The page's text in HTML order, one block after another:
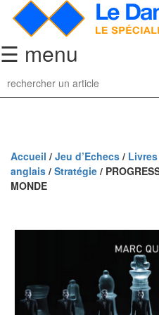
☰ menu
Jeu
d’Echecs
collection
Echiquiers
Pièces
Coffrets
Accueil / Jeu d’Echecs /
anglais / Stratégie /
MONDE